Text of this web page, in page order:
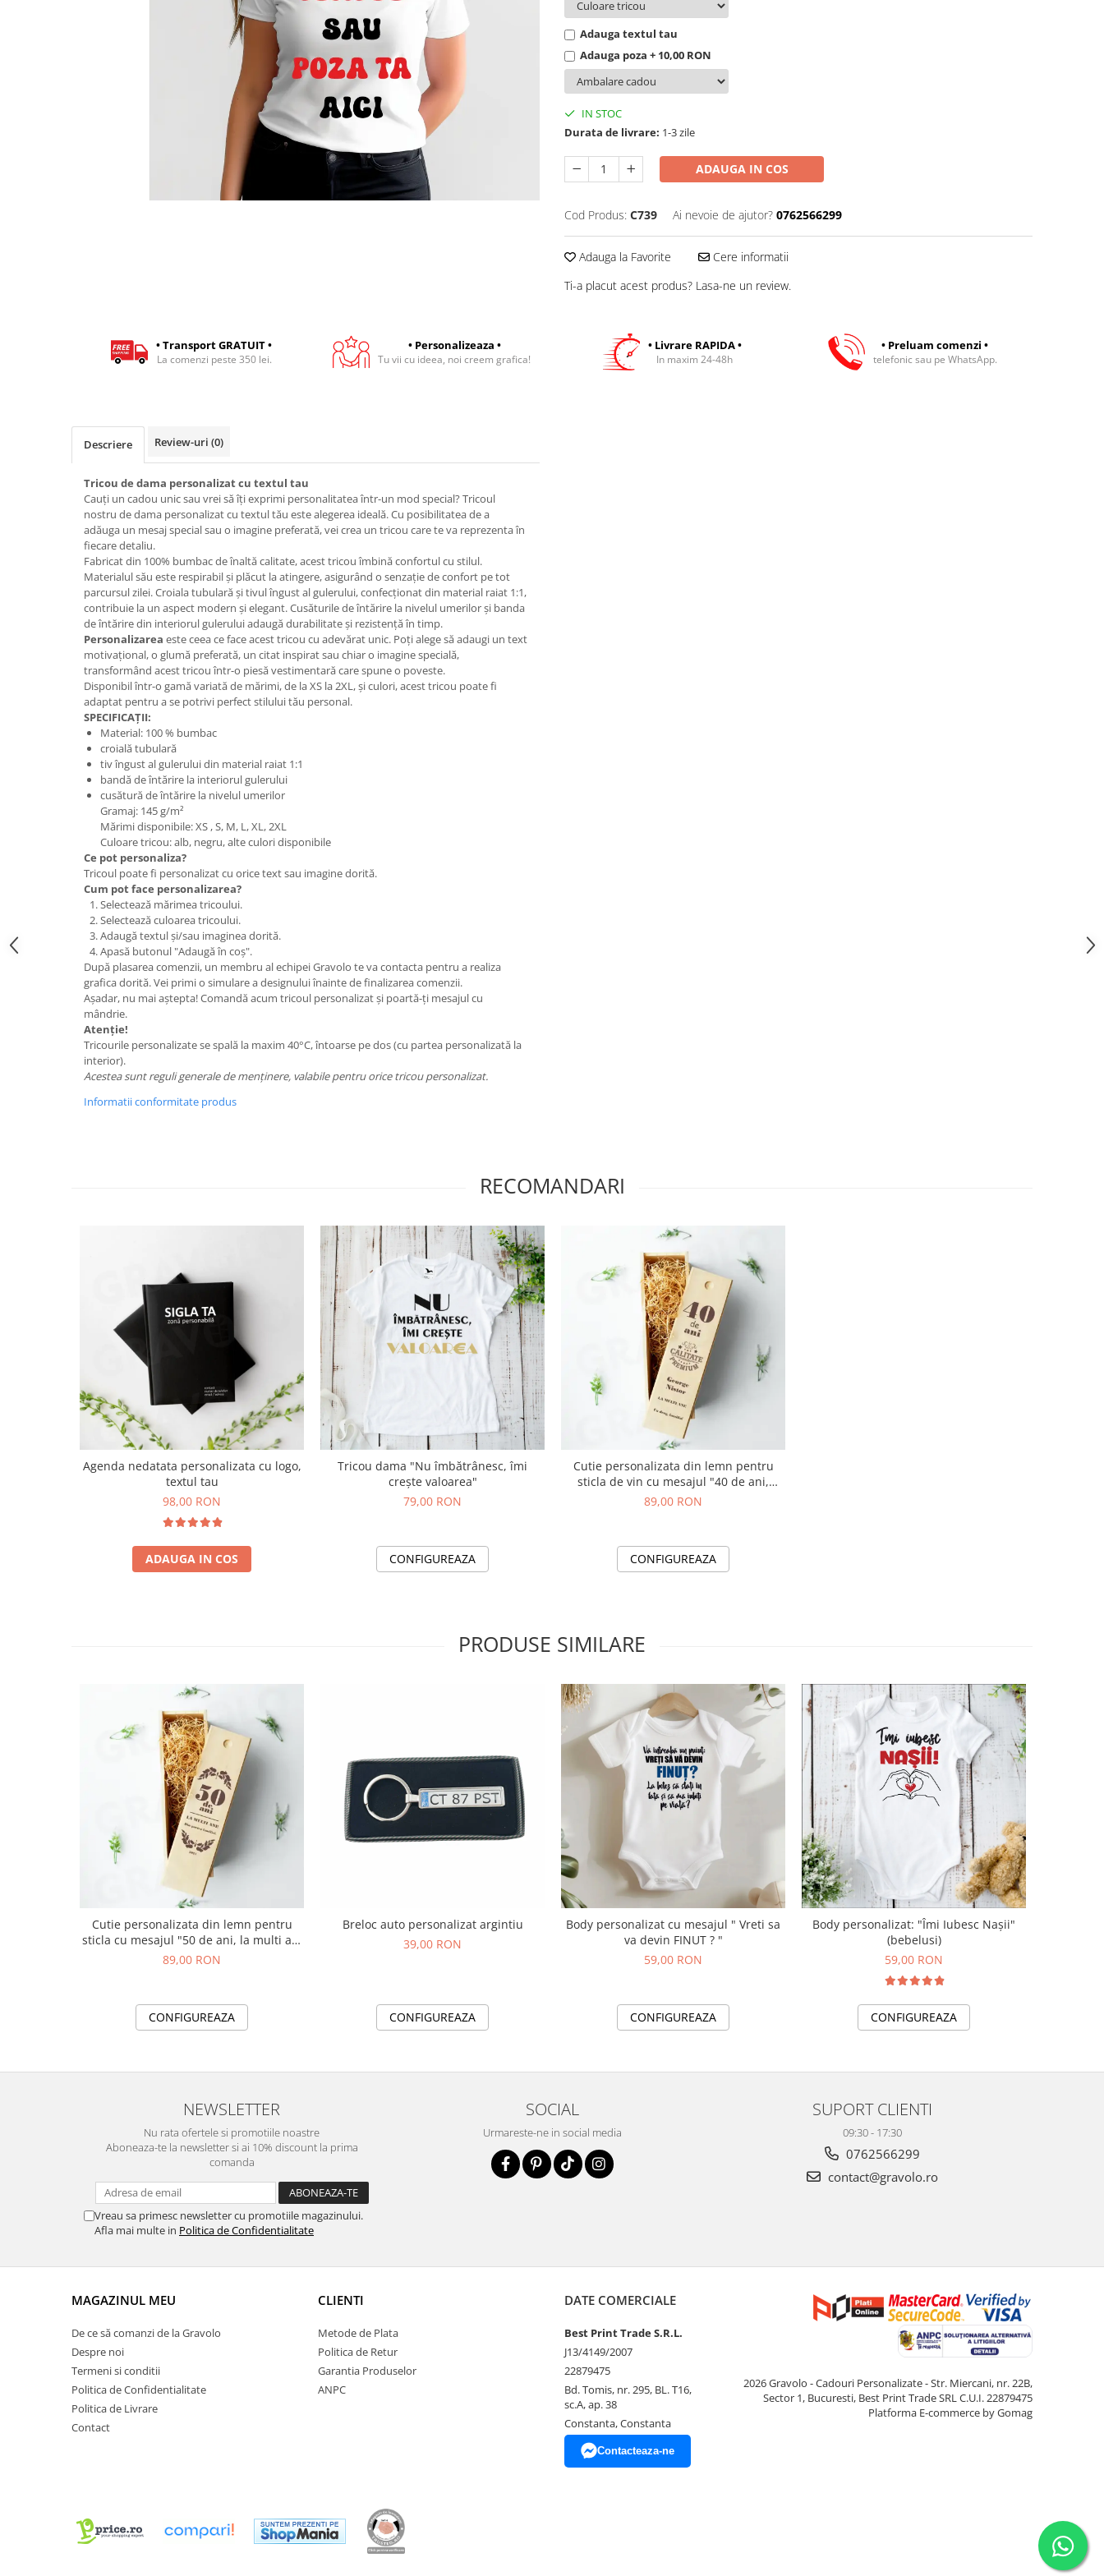
Adauga textul tau
Adauga poza + 10,00 RON
IN STOC
Durata de livrare: 1-3 zile
ADAUGA IN COS
Cod Produs: C739 Ai nevoie de ajutor? 0762566299
Adauga la Favorite
Cere informatii
Ti-a placut acest produs? Lasa-ne un review.
• Transport GRATUIT •
La comenzi peste 350 lei.
• Personalizeaza •
Tu vii cu ideea, noi creem grafica!
• Livrare RAPIDA •
In maxim 24-48h
• Preluam comenzi •
telefonic sau pe WhatsApp.
Descriere Review-uri (0)
Tricou de dama personalizat cu textul tau
Cauți un cadou unic sau vrei să îți exprimi personalitatea într-un mod special? Tricoul
nostru de dama personalizat cu textul tău este alegerea ideală. Cu posibilitatea de a
adăuga un mesaj special sau o imagine preferată, vei crea un tricou care te va reprezenta în
fiecare detaliu.
Fabricat din 100% bumbac de înaltă calitate, acest tricou îmbină confortul cu stilul.
Materialul său este respirabil și plăcut la atingere, asigurând o senzație de confort pe tot
parcursul zilei. Croiala tubulară și tivul îngust al gulerului, confecționat din material raiat 1:1,
contribuie la un aspect modern și elegant. Cusăturile de întărire la nivelul umerilor și banda
de întărire din interiorul gulerului adaugă durabilitate și rezistență în timp.
Personalizarea este ceea ce face acest tricou cu adevărat unic. Poți alege să adaugi un text
motivațional, o glumă preferată, un citat inspirat sau chiar o imagine specială,
transformând acest tricou într-o piesă vestimentară care spune o poveste.
Disponibil într-o gamă variată de mărimi, de la XS la 2XL, și culori, acest tricou poate fi
adaptat pentru a se potrivi perfect stilului tău personal.
SPECIFICAȚII:
Material: 100 % bumbac
croială tubulară
tiv îngust al gulerului din material raiat 1:1
bandă de întărire la interiorul gulerului
cusătură de întărire la nivelul umerilor
Gramaj: 145 g/m²
Mărimi disponibile: XS , S, M, L, XL, 2XL
Culoare tricou: alb, negru, alte culori disponibile
Ce pot personaliza?
Tricoul poate fi personalizat cu orice text sau imagine dorită.
Cum pot face personalizarea?
Selectează mărimea tricoului.
Selectează culoarea tricoului.
Adaugă textul și/sau imaginea dorită.
Apasă butonul "Adaugă în coș".
După plasarea comenzii, un membru al echipei Gravolo te va contacta pentru a realiza
grafica dorită. Vei primi o simulare a designului înainte de finalizarea comenzii.
Așadar, nu mai aștepta! Comandă acum tricoul personalizat și poartă-ți mesajul cu
mândrie.
Atenție!
Tricourile personalizate se spală la maxim 40°C, întoarse pe dos (cu partea personalizată la
interior).
Acestea sunt reguli generale de menținere, valabile pentru orice tricou personalizat.
Informatii conformitate produs
RECOMANDARI
Agenda nedatata personalizata cu logo,
textul tau
98,00 RON
ADAUGA IN COS
Tricou dama "Nu îmbătrânesc, îmi
crește valoarea"
79,00 RON
CONFIGUREAZA
Cutie personalizata din lemn pentru
sticla de vin cu mesajul "40 de ani,
Calitate Premium"
89,00 RON
CONFIGUREAZA
PRODUSE SIMILARE
Cutie personalizata din lemn pentru
sticla cu mesajul "50 de ani, la multi ani
din partea familiei!"
89,00 RON
CONFIGUREAZA
Breloc auto personalizat argintiu
39,00 RON
CONFIGUREAZA
Body personalizat cu mesajul " Vreti sa
va devin FINUT ? "
59,00 RON
CONFIGUREAZA
Body personalizat: "Îmi Iubesc Nașii"
(bebelusi)
59,00 RON
CONFIGUREAZA
NEWSLETTER
Nu rata ofertele si promotiile noastre
Aboneaza-te la newsletter si ai 10% discount la prima
comanda
Vreau sa primesc newsletter cu promotiile magazinului.
Afla mai multe in Politica de Confidentialitate
SOCIAL
Urmareste-ne in social media
SUPORT CLIENTI
09:30 - 17:30
0762566299
contact@gravolo.ro
MAGAZINUL MEU
De ce să comanzi de la Gravolo
Despre noi
Termeni si conditii
Politica de Confidentialitate
Politica de Livrare
Contact
CLIENTI
Metode de Plata
Politica de Retur
Garantia Produselor
ANPC
DATE COMERCIALE
Best Print Trade S.R.L.
J13/4149/2007
22879475
Bd. Tomis, nr. 295, BL. T16,
sc.A, ap. 38
Constanta, Constanta
Contacteaza-ne
2026 Gravolo - Cadouri Personalizate - Str. Miercani, nr. 22B,
Sector 1, Bucuresti, Best Print Trade SRL C.U.I. 22879475
Platforma E-commerce by Gomag